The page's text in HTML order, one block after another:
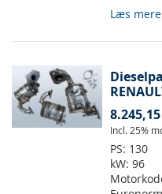
Læs mere
Incl. 25%
PS: 130
kW: 96